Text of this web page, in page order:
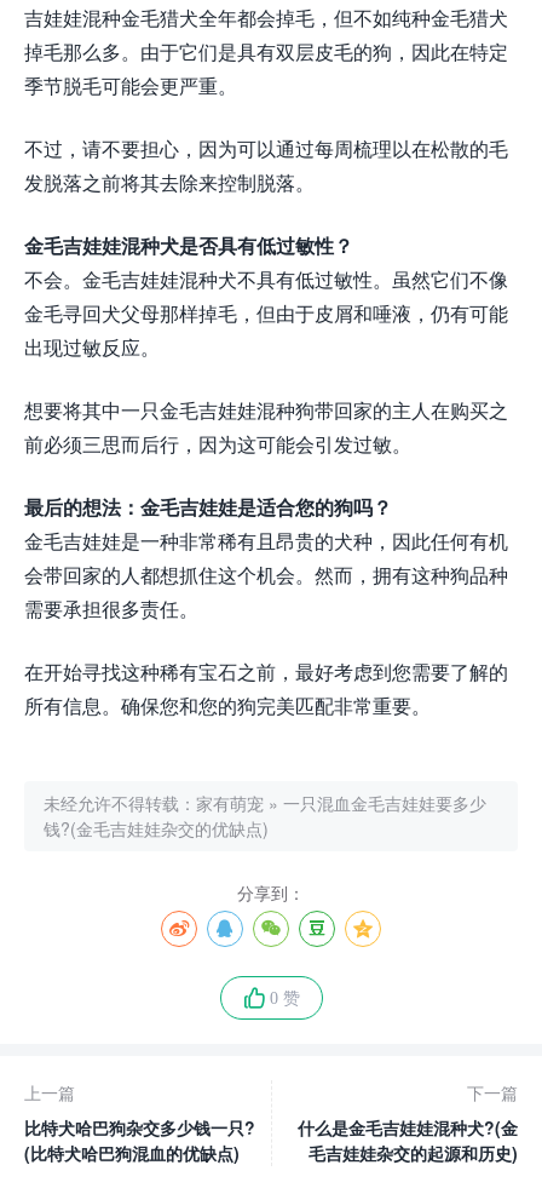
吉娃娃混种金毛猎犬全年都会掉毛，但不如纯种金毛猎犬
掉毛那么多。由于它们是具有双层皮毛的狗，因此在特定
季节脱毛可能会更严重。
不过，请不要担心，因为可以通过每周梳理以在松散的毛
发脱落之前将其去除来控制脱落。
金毛吉娃娃混种犬是否具有低过敏性？
不会。金毛吉娃娃混种犬不具有低过敏性。虽然它们不像
金毛寻回犬父母那样掉毛，但由于皮屑和唾液，仍有可能
出现过敏反应。
想要将其中一只金毛吉娃娃混种狗带回家的主人在购买之
前必须三思而后行，因为这可能会引发过敏。
最后的想法：金毛吉娃娃是适合您的狗吗？
金毛吉娃娃是一种非常稀有且昂贵的犬种，因此任何有机
会带回家的人都想抓住这个机会。然而，拥有这种狗品种
需要承担很多责任。
在开始寻找这种稀有宝石之前，最好考虑到您需要了解的
所有信息。确保您和您的狗完美匹配非常重要。
未经允许不得转载： 家有萌宠 » 一只混血金毛吉娃娃要多少
钱?(金毛吉娃娃杂交的优缺点)
分享到：
0 赞
上一篇
比特犬哈巴狗杂交多少钱一只?
(比特犬哈巴狗混血的优缺点)
下一篇
什么是金毛吉娃娃混种犬?(金
毛吉娃娃杂交的起源和历史)